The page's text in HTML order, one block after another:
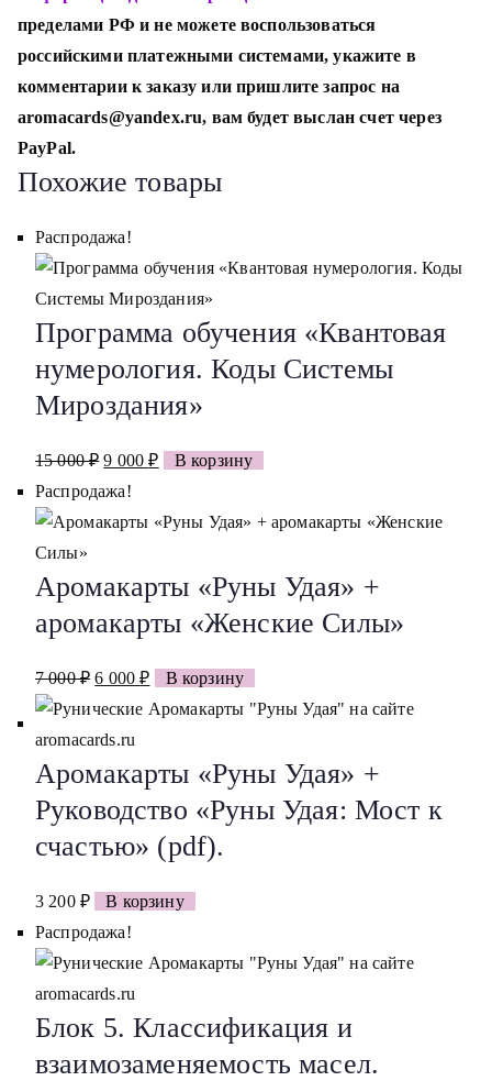
пределами РФ и не можете воспользоваться
российскими платежными системами, укажите в
комментарии к заказу или пришлите запрос на
aromacards@yandex.ru, вам будет выслан счет через
PayPal.
Похожие товары
Распродажа!
Программа обучения «Квантовая
нумерология. Коды Системы
Мироздания»
15 000₽ Первоначальная
цена
составляла
000 ₽.
9 000₽Текущая
9
В корзину
Распродажа!
Аромакарты «Руны Удая» +
аромакарты «Женские Силы»
7 000₽ Первоначальная
цена
составляла
7
6 000₽Текущая
цена:
000 ₽.
В корзину
Аромакарты «Руны Удая» +
Руководство «Руны Удая: Мост к
счастью» (pdf).
3 200 ₽
В корзину
Распродажа!
Блок 5. Классификация и
взаимозаменяемость масел.